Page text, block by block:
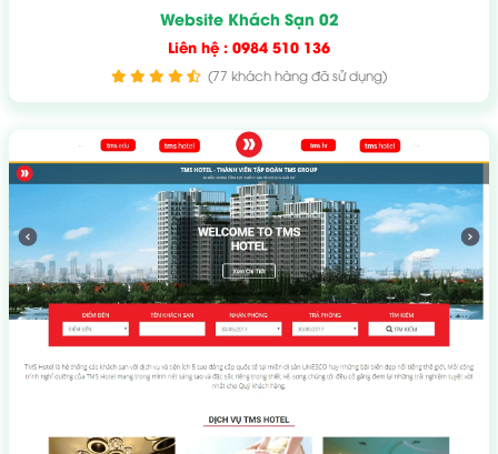
Website Khách Sạn 02
Liên hệ : 0984 510 136
(77 khách hàng đã sử dụng)